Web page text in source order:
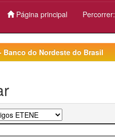
Página principal Percorrer:
Banco do Nordeste do Brasil